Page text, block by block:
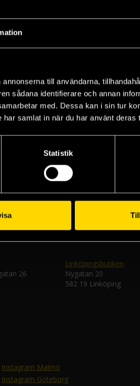
till användarna,
sådana identifierare och annan
med. Dessa kan i sin tur
samlat in när du har använt deras
Statistik
nyhetsbrev
26
Linköpingsbutiken
Nygatan 20
582 19 Linköping
Instagram Malmö
Instagram Göteborg